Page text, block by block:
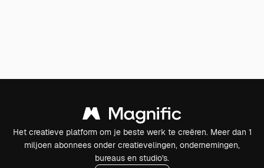
Het creatieve platform om je beste werk te creëren. Meer dan 1
miljoen abonnees onder creatievelingen, ondernemingen,
bureaus en studio's.